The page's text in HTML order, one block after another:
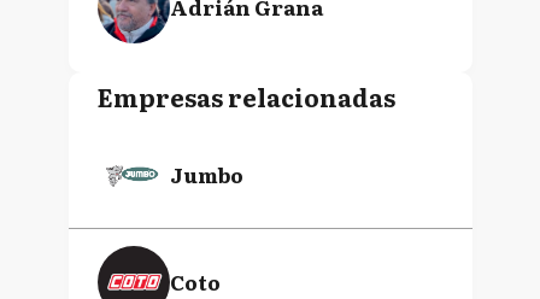
Adrián Grana
Empresas relacionadas
Jumbo
Coto